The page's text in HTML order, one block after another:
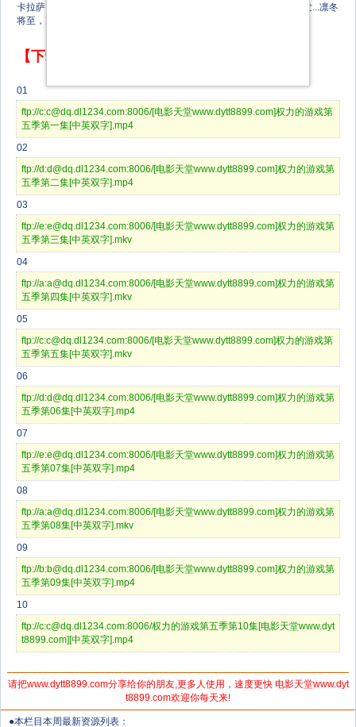
卡拉萨，跟随彗星的轨迹，穿越茫茫洪荒，朝遥远渺茫的复国大业进发...凛冬
将至，冷风渐起，且听一支冰与火之歌的赞歌。
【下载地址】
01
ftp://c:c@dq.dl1234.com:8006/[电影天堂www.dytt8899.com]权力的游戏第
五季第一集[中英双字].mp4
02
ftp://d:d@dq.dl1234.com:8006/[电影天堂www.dytt8899.com]权力的游戏第
五季第二集[中英双字].mp4
03
ftp://e:e@dq.dl1234.com:8006/[电影天堂www.dytt8899.com]权力的游戏第
五季第三集[中英双字].mkv
04
ftp://a:a@dq.dl1234.com:8006/[电影天堂www.dytt8899.com]权力的游戏第
五季第四集[中英双字].mkv
05
ftp://c:c@dq.dl1234.com:8006/[电影天堂www.dytt8899.com]权力的游戏第
五季第五集[中英双字].mkv
06
ftp://d:d@dq.dl1234.com:8006/[电影天堂www.dytt8899.com]权力的游戏第
五季第06集[中英双字].mp4
07
ftp://e:e@dq.dl1234.com:8006/[电影天堂www.dytt8899.com]权力的游戏第
五季第07集[中英双字].mp4
08
ftp://a:a@dq.dl1234.com:8006/[电影天堂www.dytt8899.com]权力的游戏第
五季第08集[中英双字].mkv
09
ftp://b:b@dq.dl1234.com:8006/[电影天堂www.dytt8899.com]权力的游戏第
五季第09集[中英双字].mp4
10
ftp://c:c@dq.dl1234.com:8006/权力的游戏第五季第10集[电影天堂www.dyt
t8899.com][中英双字].mp4
请把www.dytt8899.com分享给你的朋友,更多人使用，速度更快 电影天堂www.dyt
t8899.com欢迎你每天来!
●本栏目本周最新资源列表：